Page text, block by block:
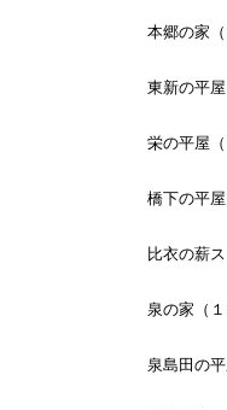
本郷の家（
東新の平屋
栄の平屋（
橋下の平屋
比衣の薪
泉の家（１
泉島田の平